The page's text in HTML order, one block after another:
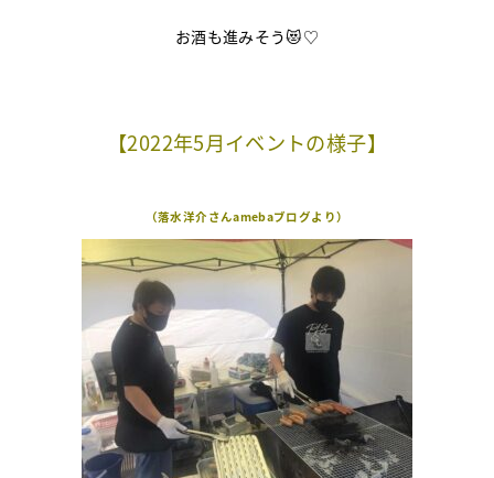
お酒も進みそう😻♡
【2022年5月イベントの様子】
（落水洋介さんamebaブログより）